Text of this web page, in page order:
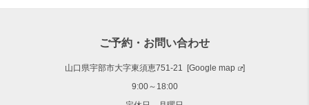
ご予約・お問い合わせ
山口県宇部市大字東須恵751-21 [Google map
]
9:00～18:00